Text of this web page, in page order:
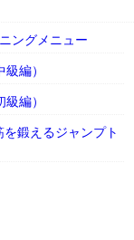
ングメニュー
編）
編）
を鍛えるジャンプト